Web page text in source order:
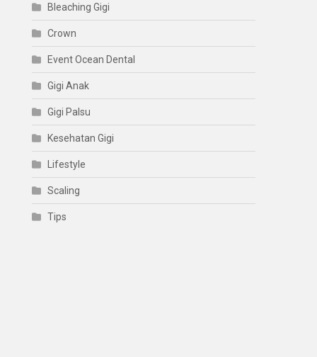
Bleaching Gigi
Crown
Event Ocean Dental
Gigi Anak
Gigi Palsu
Kesehatan Gigi
Lifestyle
Scaling
Tips